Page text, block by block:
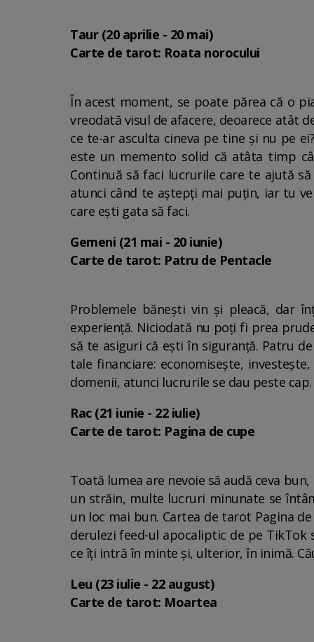
Taur (20 aprilie - 20 mai)
Carte de tarot: Roata norocului
În acest moment, se poate părea că o
vreodată visul de afacere, deoarece atât
ce te-ar asculta cineva pe tine și nu pe
este un memento solid că atâta timp
Continuă să faci lucrurile care te ajută
atunci când te aștepți mai puțin, iar tu
care ești gata să faci.
Gemeni (21 mai - 20 iunie)
Carte de tarot: Patru de Pentacle
Problemele bănești vin și pleacă, dar
experiență. Niciodată nu poți fi prea
să te asiguri că ești în siguranță. Patru
tale financiare: economisește,
domenii, atunci lucrurile se dau peste
Rac (21 iunie - 22 iulie)
Carte de tarot: Pagina de cupe
Toată lumea are nevoie să audă ceva
un străin, multe lucruri minunate se
un loc mai bun. Cartea de tarot Pagina
derulezi feed-ul apocaliptic de pe TikTok
ce îți intră în minte și, ulterior, în inimă.
Leu (23 iulie - 22 august)
Carte de tarot: Moartea